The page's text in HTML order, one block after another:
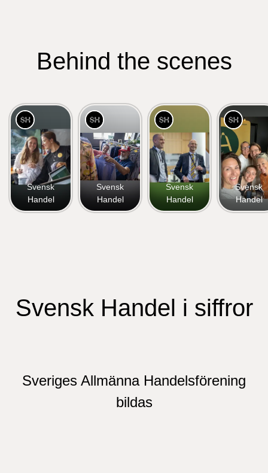
Behind the scenes
Svensk
Handel
Svensk
Handel
Svensk
Handel
Svensk
Handel
Svensk Handel i siffror
Sveriges Allmänna Handelsförening
bildas